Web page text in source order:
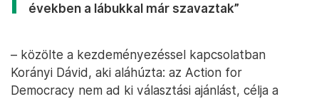
években a lábukkal már szavaztak”
– közölte a kezdeményezéssel kapcsolatban
Korányi Dávid, aki aláhúzta: az Action for
Democracy nem ad ki választási ajánlást, célja a